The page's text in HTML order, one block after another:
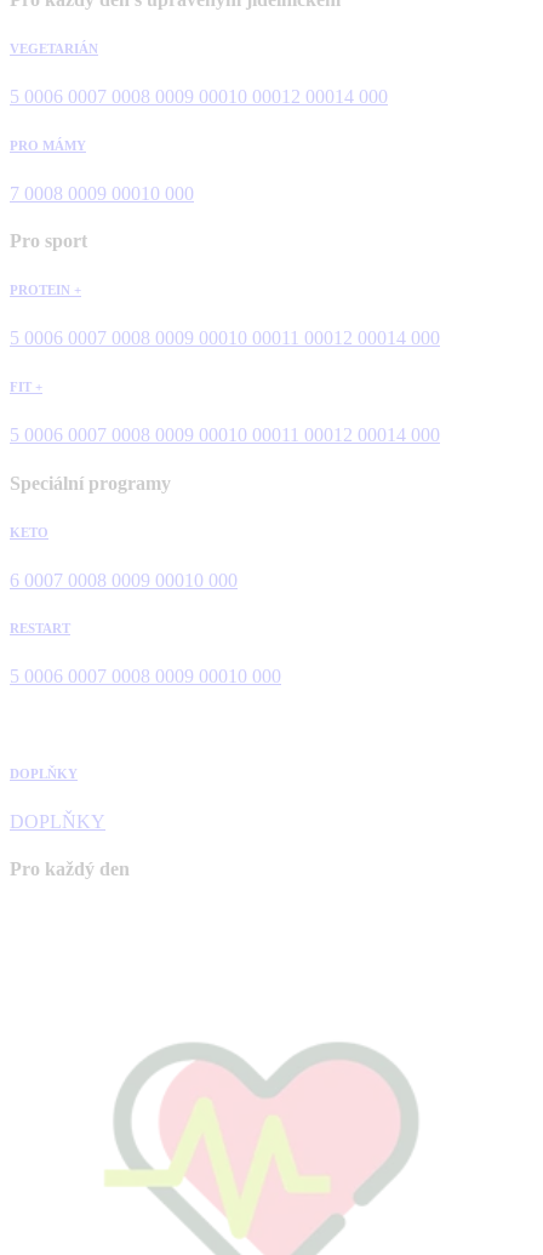
VEGETARIÁN
5 0006 0007 0008 0009 00010 00012 00014 000
PRO MÁMY
7 0008 0009 00010 000
Pro sport
PROTEIN +
5 0006 0007 0008 0009 00010 00011 00012 00014 000
FIT +
5 0006 0007 0008 0009 00010 00011 00012 00014 000
Speciální programy
KETO
6 0007 0008 0009 00010 000
RESTART
5 0006 0007 0008 0009 00010 000
DOPLŇKY
DOPLŇKY
Pro každý den